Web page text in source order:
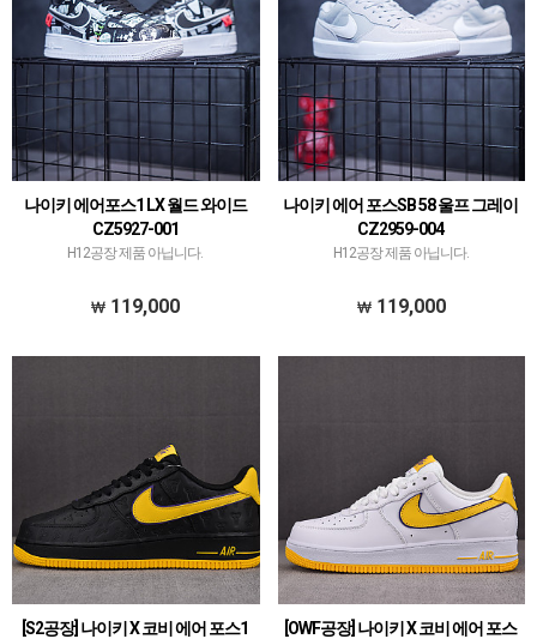
나이키 에어포스1 LX 월드 와이드
CZ5927-001
H12공장 제품 아닙니다.
119,000
나이키 에어 포스SB 58 울프 그레이
CZ2959-004
H12공장 제품 아닙니다.
119,000
[S2공장] 나이키 X 코비 에어 포스1
[OWF공장] 나이키 X 코비 에어 포스